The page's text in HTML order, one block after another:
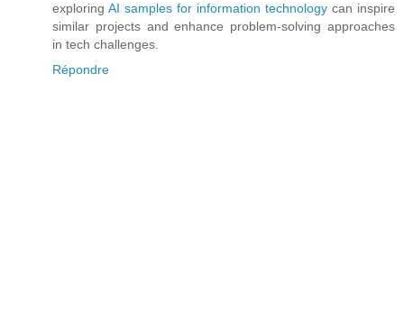
exploring AI samples for information technology can inspire
similar projects and enhance problem-solving approaches
in tech challenges.
Répondre